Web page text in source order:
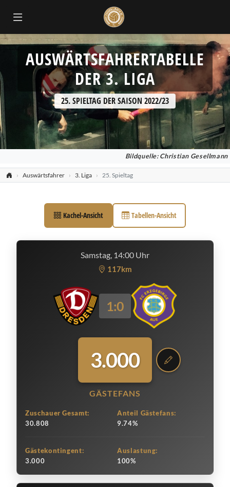
AUSWÄRTSFAHRERTABELLE
DER 3. LIGA
25. SPIELTAG DER SAISON 2022/23
Bildquelle: Christian Gesellmann
Auswärtsfahrer 3. Liga 25. Spieltag
Kachel-Ansicht Tabellen-Ansicht
Samstag, 14:00 Uhr
117km
1:0
3.000
GÄSTEFANS
Zuschauer Gesamt:
30.808
Anteil Gästefans:
9.74%
Gästekontingent:
3.000
Auslastung:
100%